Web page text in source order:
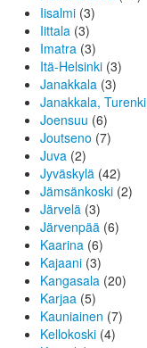
Iisalmi (3)
Iittala (3)
Imatra (3)
Itä-Helsinki (3)
Janakkala (3)
Janakkala, Turenki
Joensuu (6)
Joutseno (7)
Juva (2)
Jyväskylä (42)
Jämsänkoski (2)
Järvelä (3)
Järvenpää (6)
Kaarina (6)
Kajaani (3)
Kangasala (20)
Karjaa (5)
Kauniainen (7)
Kellokoski (4)